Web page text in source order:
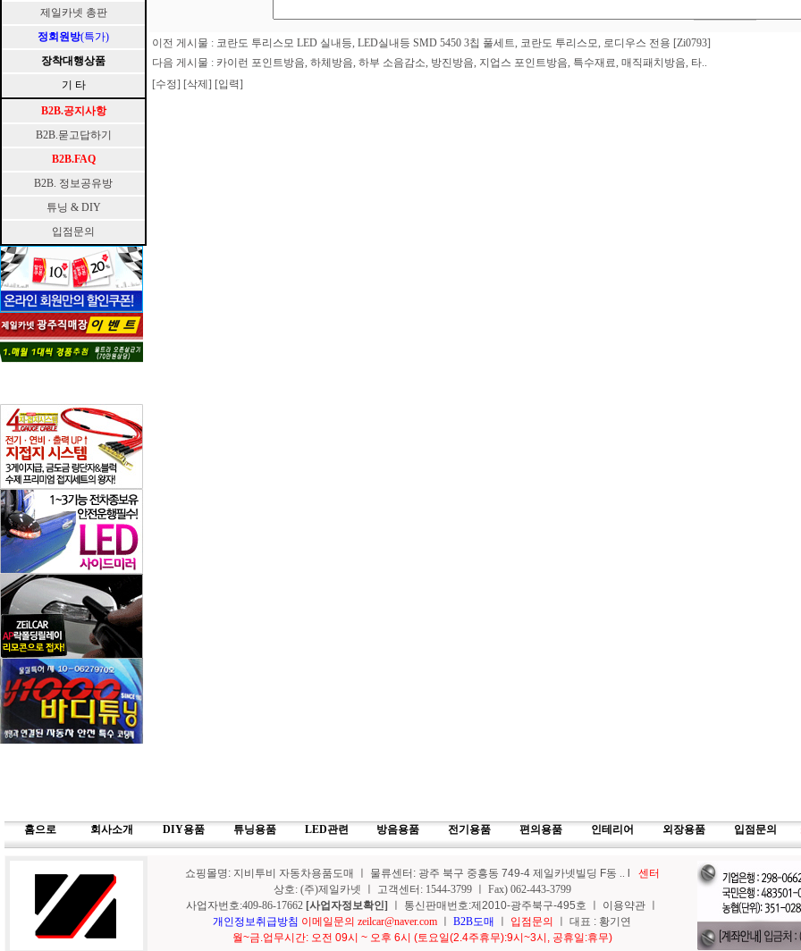
제일카넷 총판
정회원방(특가)
장착대행상품
기 타
B2B.공지사항
B2B.묻고답하기
B2B.FAQ
B2B. 정보공유방
튜닝 & DIY
입점문의
이전 게시물 : 코란도 투리스모 LED 실내등, LED실내등 SMD 5450 3칩 풀세트, 코란도 투리스모, 로디우스 전용 [Zi0793]
다음 게시물 : 카이런 포인트방음, 하체방음, 하부 소음감소, 방진방음, 지업스 포인트방음, 특수재료, 매직패치방음, 타..
[수정] [삭제] [입력]
홈으로 회사소개 DIY용품 튜닝용품 LED관련 방음용품 전기용품 편의용품 인테리어 외장용품 입점문의
쇼핑몰명: 지비투비 자동차용품도매 ㅣ 물류센터: 광주 북구 중흥동 749-4 제일카넷빌딩 F동 ..
센터
상호: (주)제일카넷 ㅣ 고객센터: 1544-3799 ㅣ Fax) 062-443-3799
사업자번호:409-86-17662 [사업자정보확인] ㅣ 통신판매번호:제2010-광주북구-495호 ㅣ 이용약관ㅣ
개인정보취급방침 이메일문의 zeilcar@naver.com B2B도매 입점문의
ㅣ 대표 : 황기연
월~금.업무시간: 오전 09시 ~ 오후 6시 (토요일(2.4주휴무):9시~3시, 공휴일:휴무)